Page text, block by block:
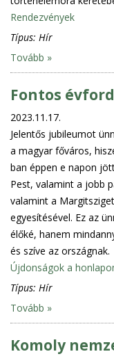
Rendezvények
Típus: Hír
Tovább »
Fontos
2023.11.17.
Jelentős jubileumot
a magyar főváros,
ban éppen e napon
Pest, valamint a jobb
valamint a
egyesítésével. Ez az
élőké, hanem
és szíve az országnak.
Újdonságok a
Típus: Hír
Tovább »
Komoly